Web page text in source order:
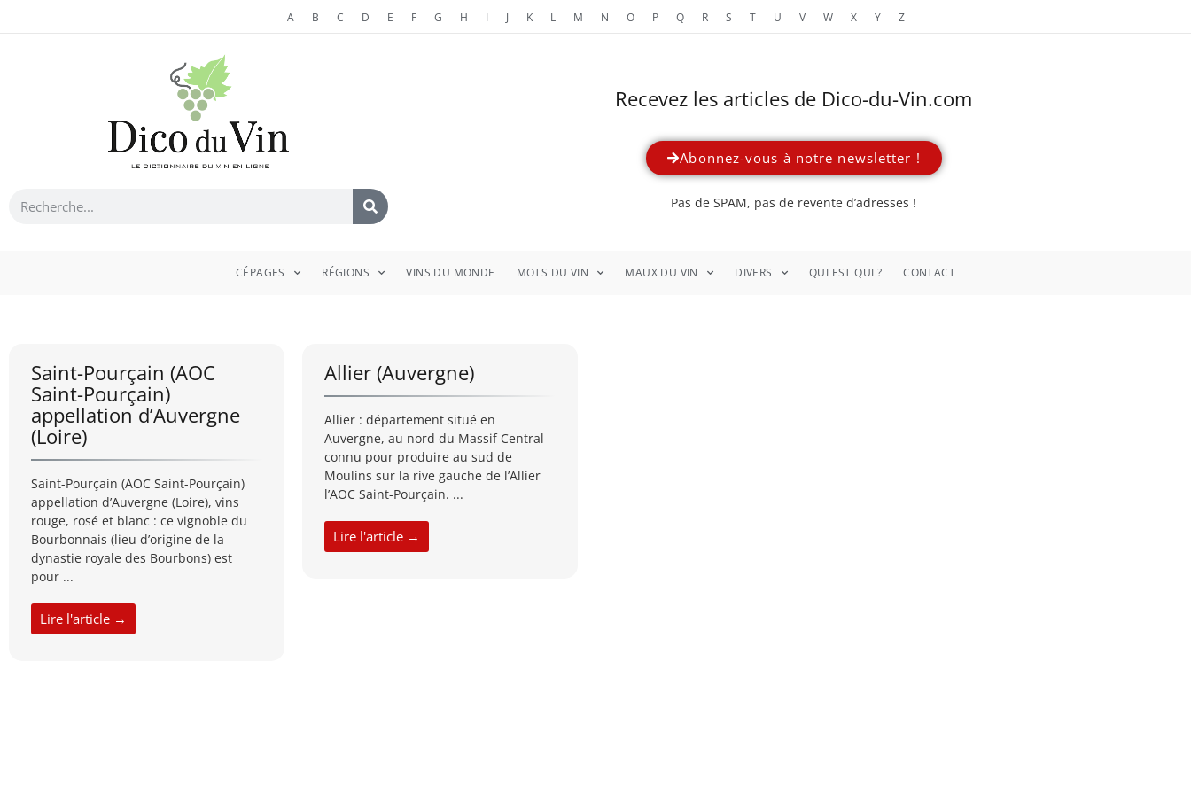
A B C D E F G H I J K L M N O P Q R S T U V W X Y Z
Recevez les articles de Dico-du-Vin.com
Abonnez-vous à notre newsletter !
Pas de SPAM, pas de revente d’adresses !
CÉPAGES RÉGIONS VINS DU MONDE MOTS DU VIN MAUX DU VIN DIVERS QUI EST QUI ? CONTACT
Saint-Pourçain (AOC
Saint-Pourçain)
appellation d’Auvergne
(Loire)
Saint-Pourçain (AOC Saint-Pourçain)
appellation d’Auvergne (Loire), vins
rouge, rosé et blanc : ce vignoble du
Bourbonnais (lieu d’origine de la
dynastie royale des Bourbons) est
pour ...
Lire l'article →
Allier (Auvergne)
Allier : département situé en
Auvergne, au nord du Massif Central
connu pour produire au sud de
Moulins sur la rive gauche de l’Allier
l’AOC Saint-Pourçain. ...
Lire l'article →